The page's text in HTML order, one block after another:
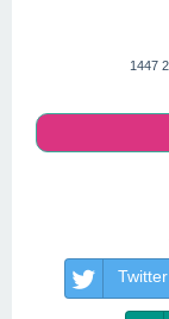
Twitter